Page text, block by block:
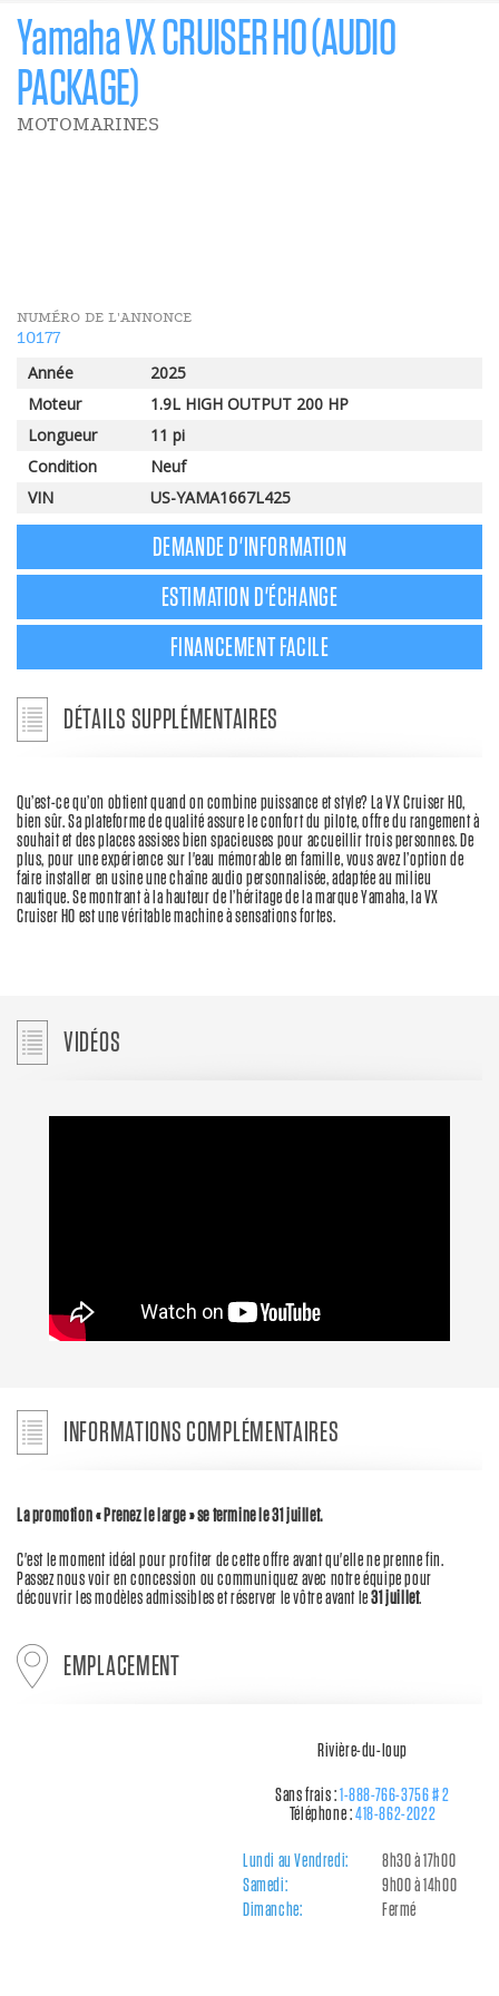
Yamaha VX CRUISER HO (AUDIO
PACKAGE)
MOTOMARINES
NUMÉRO DE L'ANNONCE
10177
Année
2025
Moteur
1.9L HIGH OUTPUT 200 HP
Longueur
11 pi
Condition
Neuf
VIN
US-YAMA1667L425
DEMANDE D'INFORMATION
ESTIMATION D'ÉCHANGE
FINANCEMENT FACILE
DÉTAILS SUPPLÉMENTAIRES
Qu’est-ce qu’on obtient quand on combine puissance et style? La VX Cruiser HO,
bien sûr. Sa plateforme de qualité assure le confort du pilote, offre du rangement à
souhait et des places assises bien spacieuses pour accueillir trois personnes. De
plus, pour une expérience sur l'eau mémorable en famille, vous avez l’option de
faire installer en usine une chaîne audio personnalisée, adaptée au milieu
nautique. Se montrant à la hauteur de l’héritage de la marque Yamaha, la VX
Cruiser HO est une véritable machine à sensations fortes.
VIDÉOS
INFORMATIONS COMPLÉMENTAIRES
La promotion « Prenez le large » se termine le 31 juillet.
C'est le moment idéal pour profiter de cette offre avant qu'elle ne prenne fin.
Passez nous voir en concession ou communiquez avec notre équipe pour
découvrir les modèles admissibles et réserver le vôtre avant le31 juillet.
EMPLACEMENT
Rivière-du-loup
Sans frais :1-888-766-3756 # 2
Téléphone :418-862-2022
Lundi au Vendredi:
8h30 à 17h00
Samedi:
9h00 à 14h00
Dimanche:
Fermé